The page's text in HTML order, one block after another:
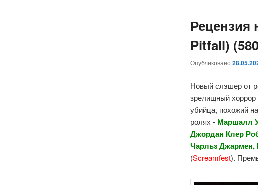
основному
содержимому
содержимому
Pitfall)
Опубликовано
Новый слэшер от
зрелищный хоррор
убийца, похожий
ролях - Маршалл
Джордан Клер
Чарльз Джармен,
(Screamfest).